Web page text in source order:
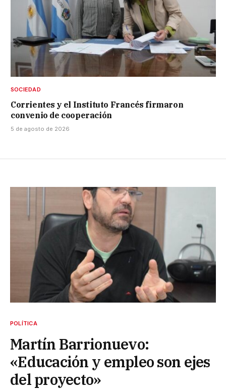
SOCIEDAD
Corrientes y el Instituto Francés firmaron
convenio de cooperación
5 de agosto de 2026
POLÍTICA
Martín Barrionuevo:
«Educación y empleo son ejes
del proyecto»